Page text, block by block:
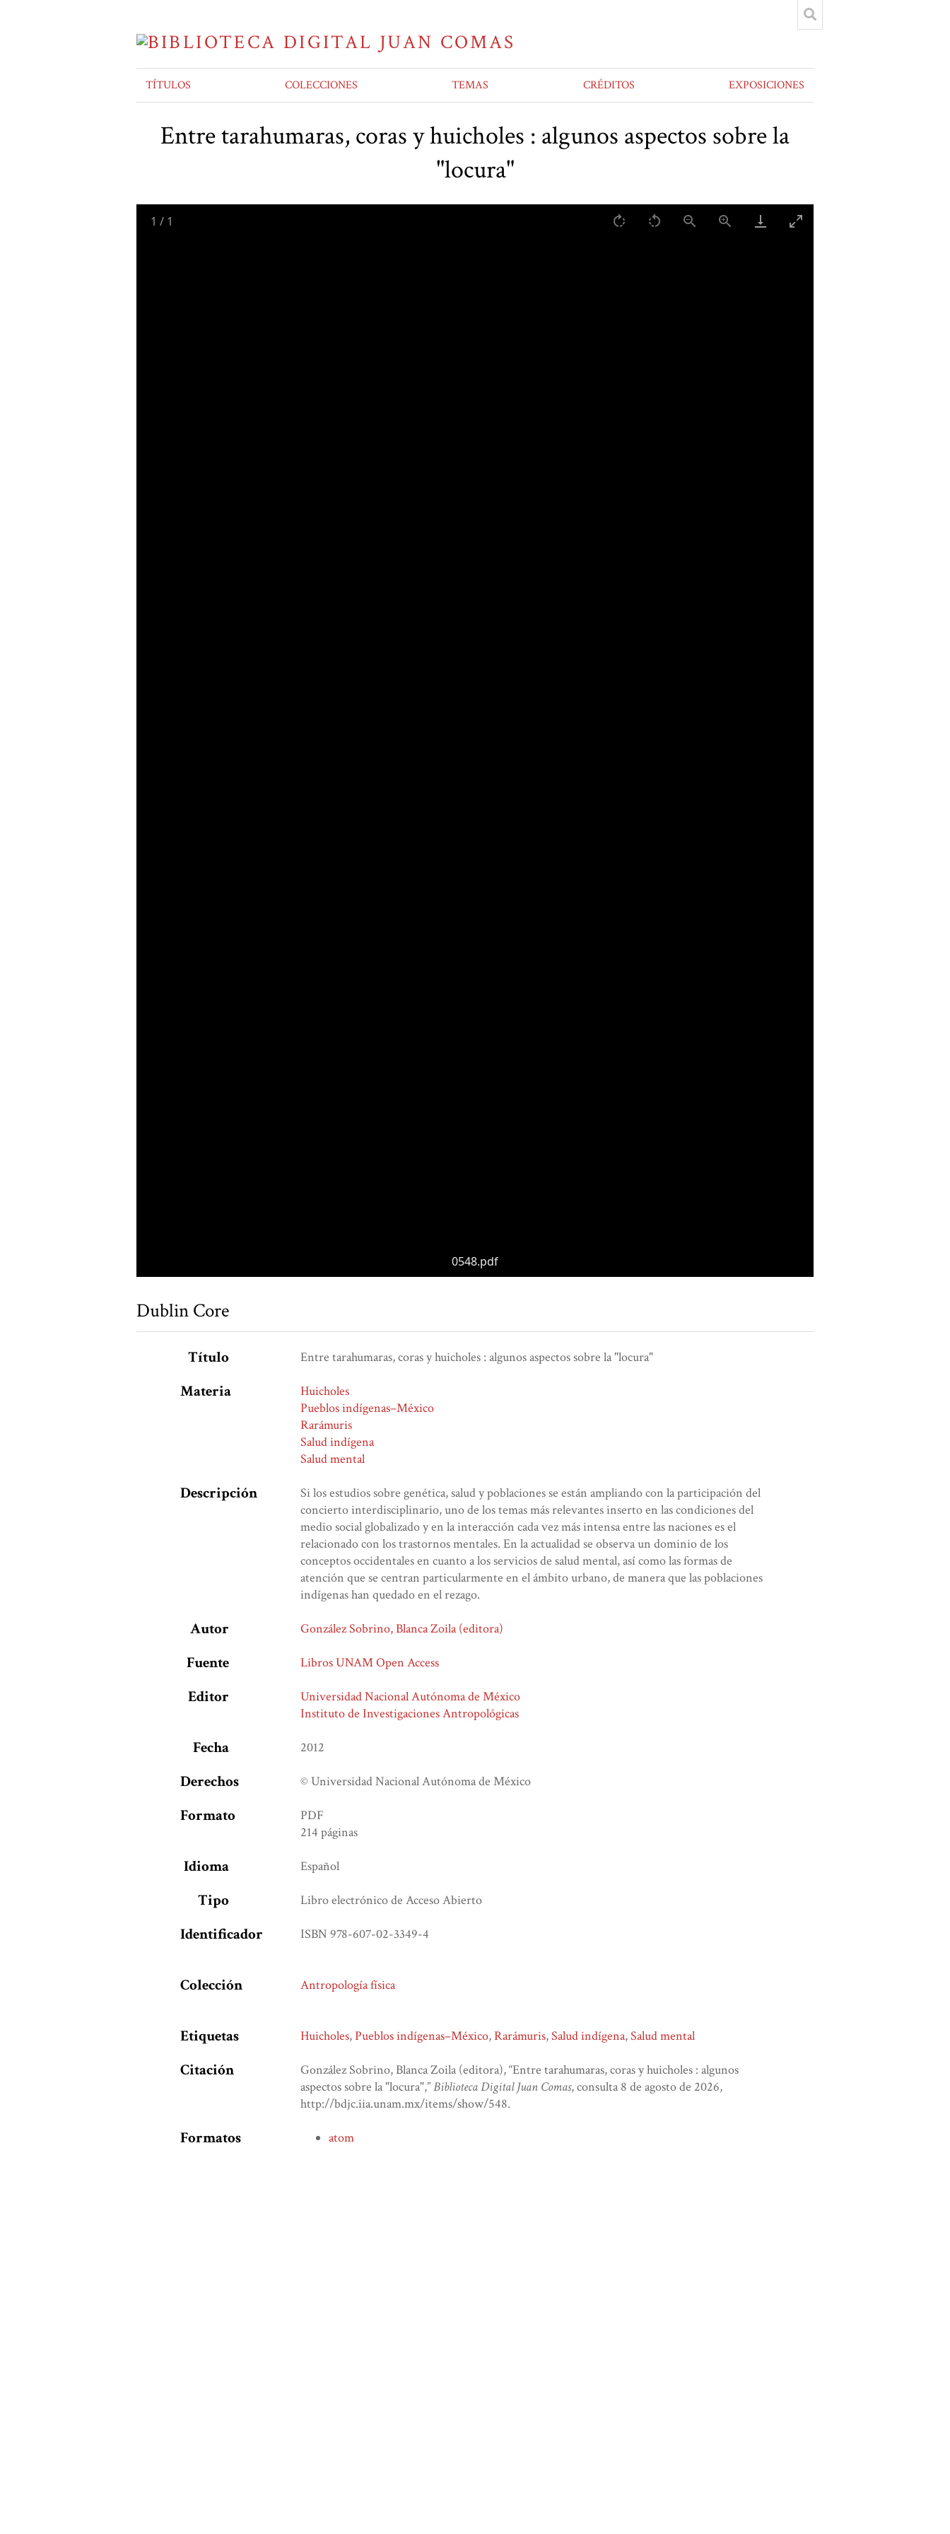
TÍTULOS COLECCIONES TEMAS CRÉDITOS EXPOSICIONES
Entre tarahumaras, coras y huicholes : algunos aspectos sobre la
"locura"
1 / 1
0548.pdf
Dublin Core
Título Entre tarahumaras, coras y huicholes : algunos aspectos sobre la "locura"
Materia
Huicholes
Pueblos indígenas–México
Rarámuris
Salud indígena
Salud mental
Descripción
Si los estudios sobre genética, salud y poblaciones se están ampliando con la participación del
concierto interdisciplinario, uno de los temas más relevantes inserto en las condiciones del
medio social globalizado y en la interacción cada vez más intensa entre las naciones es el
relacionado con los trastornos mentales. En la actualidad se observa un dominio de los
conceptos occidentales en cuanto a los servicios de salud mental, así como las formas de
atención que se centran particularmente en el ámbito urbano, de manera que las poblaciones
indígenas han quedado en el rezago.
Autor González Sobrino, Blanca Zoila (editora)
Fuente Libros UNAM Open Access
Editor
Universidad Nacional Autónoma de México
Instituto de Investigaciones Antropológicas
Fecha 2012
Derechos © Universidad Nacional Autónoma de México
Formato
PDF
214 páginas
Idioma Español
Tipo Libro electrónico de Acceso Abierto
Identificador ISBN 978-607-02-3349-4
Colección Antropología física
Etiquetas Huicholes,Pueblos indígenas–México,Rarámuris,Salud indígena,Salud mental
Citación
González Sobrino, Blanca Zoila (editora), “Entre tarahumaras, coras y huicholes : algunos
aspectos sobre la "locura",”Biblioteca Digital Juan Comas, consulta 8 de agosto de 2026,
http://bdjc.iia.unam.mx/items/show/548.
Formatos
atom